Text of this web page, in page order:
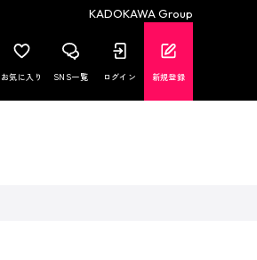
KADOKAWA Group
お気に入り SNS一覧 ログイン 新規登録